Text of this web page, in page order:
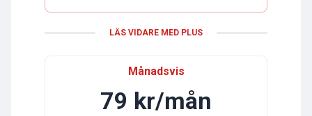
LÄS VIDARE MED PLUS
Månadsvis
79 kr/mån